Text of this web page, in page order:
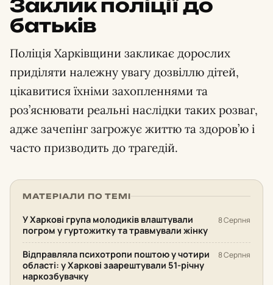
Заклик поліції до
батьків
Поліція Харківщини закликає дорослих
приділяти належну увагу дозвіллю дітей,
цікавитися їхніми захопленнями та
роз’яснювати реальні наслідки таких розваг,
адже зачепінг загрожує життю та здоров’ю і
часто призводить до трагедій.
МАТЕРІАЛИ ПО ТЕМІ
У Харкові група молодиків влаштували
погром у гуртожитку та травмували жінку
8 Серпня
Відправляла психотропи поштою у чотири
області: у Харкові заарештували 51-річну
наркозбувачку
8 Серпня